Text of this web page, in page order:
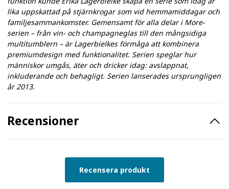
lika uppskattad på stjärnkrogar som vid hemmamiddagar och
familjesammankomster. Gemensamt för alla delar i More-
serien – från vin- och champagneglas till den mångsidiga
multitumblern – är Lagerbielkes förmåga att kombinera
premiumdesign med funktionalitet. Serien speglar hur
människor umgås, äter och dricker idag: avslappnat,
inkluderande och behagligt. Serien lanserades ursprungligen
år 2013.
Recensioner
Recensera produkt